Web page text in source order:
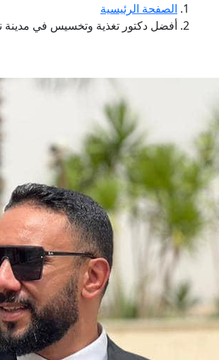
الصفحة الرئيسية
أفضل دكتور تغذية وتخسيس في مدينة